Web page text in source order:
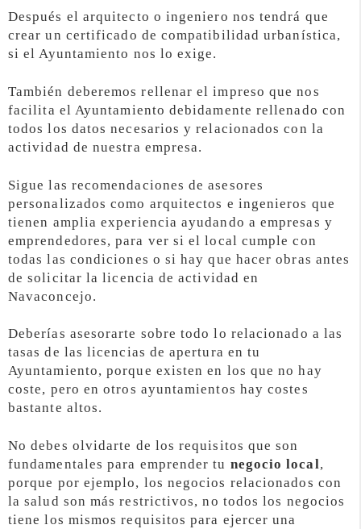
Después el arquitecto o ingeniero nos tendrá que
crear un certificado de compatibilidad urbanística,
si el Ayuntamiento nos lo exige.
También deberemos rellenar el impreso que nos
facilita el Ayuntamiento debidamente rellenado con
todos los datos necesarios y relacionados con la
actividad de nuestra empresa.
Sigue las recomendaciones de asesores
personalizados como arquitectos e ingenieros que
tienen amplia experiencia ayudando a empresas y
emprendedores, para ver si el local cumple con
todas las condiciones o si hay que hacer obras antes
de solicitar la licencia de actividad en
Navaconcejo.
Deberías asesorarte sobre todo lo relacionado a las
tasas de las licencias de apertura en tu
Ayuntamiento, porque existen en los que no hay
coste, pero en otros ayuntamientos hay costes
bastante altos.
No debes olvidarte de los requisitos que son
fundamentales para emprender tu negocio local,
porque por ejemplo, los negocios relacionados con
la salud son más restrictivos, no todos los negocios
tiene los mismos requisitos para ejercer una